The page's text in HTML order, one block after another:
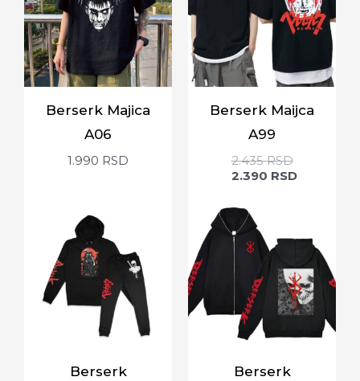
Berserk Majica
A06
1.990 RSD
Berserk Maijca
A99
2.435RSD
2.390 RSD
Berserk
Berserk